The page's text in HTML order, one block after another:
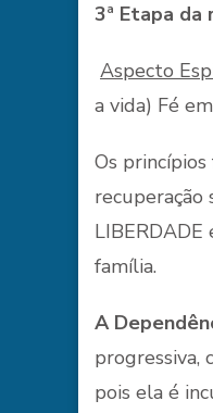
3ª Etapa
Aspecto
a vida) Fé
Os
recuperação
família.
A
progressiva,
pois ela é